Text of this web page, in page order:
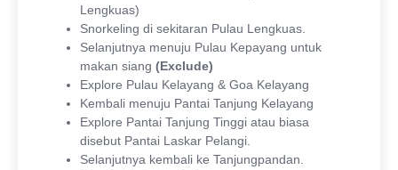
Lengkuas)
Snorkeling di sekitaran Pulau Lengkuas.
Selanjutnya menuju Pulau Kepayang untuk
makan siang (Exclude)
Explore Pulau Kelayang & Goa Kelayang
Kembali menuju Pantai Tanjung Kelayang
Explore Pantai Tanjung Tinggi atau biasa
disebut Pantai Laskar Pelangi.
Selanjutnya kembali ke Tanjungpandan.